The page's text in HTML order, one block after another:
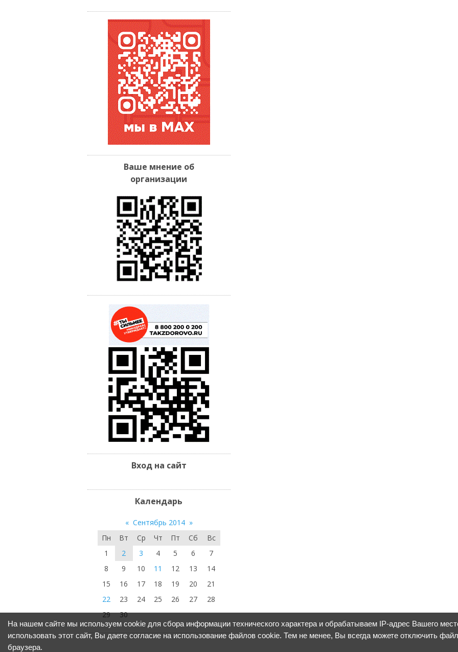
Ваше мнение об
организации
Вход на сайт
Календарь
« Сентябрь 2014 »
Пн
Вт Ср Чт Пт Сб
Вс
1
2 3 4 5 6
7
8
9 10 11 12 13
14
15
16 17 18 19 20
21
22
23 24 25 26 27
28
29
30
На нашем сайте мы используем cookie для сбора информации технического характера и обрабатываем IP-адрес Вашего
использовать этот сайт, Вы даете согласие на использование файлов cookie. Тем не менее, Вы всегда можете отключить
браузера.